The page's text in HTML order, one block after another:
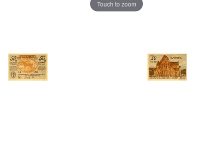
Touch to zoom